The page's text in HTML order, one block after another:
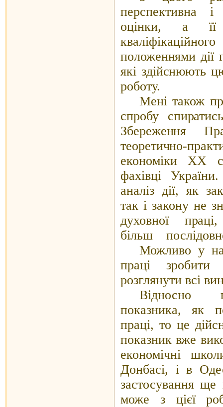
перспективна і
оцінки, а її
положеннями дії
які здійснюють
роботу.
Мені також
спробу
Збереження
теоретично-
економіки XX
фахівці
аналіз дії, як
так і закону не
духовної
праці,
більш
Можливо у
праці
розглянути всі
Відносно
показника, як
праці, то це
показник вже
економічні
Донбасі, і в
застосування
може з цієї